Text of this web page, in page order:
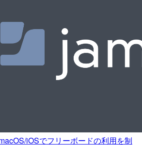
iOSでフリーボードの利用を制